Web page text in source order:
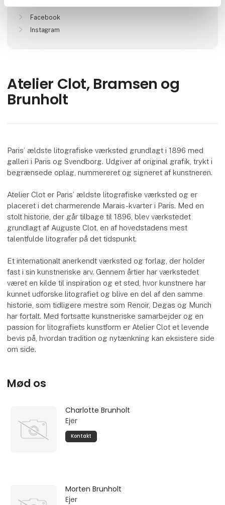
Find os på
Facebook
Instagram
Atelier Clot, Bramsen og
Brunholt
Paris’ ældste litografiske værksted grundlagt i 1896 med
galleri i Paris og Svendborg. Udgiver af original grafik, trykt i
begrænsede oplag, nummereret og signeret af kunstneren.
Atelier Clot er Paris’ ældste litografiske værksted og er
placeret i det charmerende Marais-kvarter i Paris. Med en
stolt historie, der går tilbage til 1896, blev værkstedet
grundlagt af Auguste Clot, en af hovedstadens mest
talentfulde litografer på det tidspunkt.
Et internationalt anerkendt værksted og forlag, der holder
fast i sin kunstneriske arv. Gennem årtier har værkstedet
været en kilde til inspiration og et sted, hvor kunstnere har
kunnet udforske litografiet og blive en del af den samme
historie, som tidligere mestre som Renoir, Degas og Munch
har fortalt. Med fortsatte kunstneriske samarbejder og en
passion for litografiets kunstform er Atelier Clot et levende
bevis på, hvordan tradition og nytænkning kan eksistere side
om side.
Mød os
Charlotte Brunholt
Ejer
Kontakt
Morten Brunholt
Ejer